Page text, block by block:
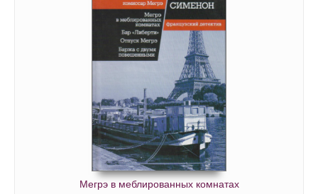
Мегрэ в меблированных комнатах